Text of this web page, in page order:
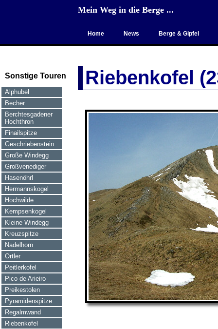
Mein Weg in die Berge ...
Home News Berge & Gipfel
Sonstige Touren
Alphubel
Becher
Berchtesgadener
Hochthron
Finailspitze
Geschriebenstein
Große Windegg
Großvenediger
Hasenöhrl
Hermannskogel
Hochwilde
Kempsenkogel
Kleine Windegg
Kreuzspitze
Nadelhorn
Ortler
Peitlerkofel
Pico de Arieiro
Preikestolen
Pyramidenspitze
Regalmwand
Riebenkofel
Riebenkofel